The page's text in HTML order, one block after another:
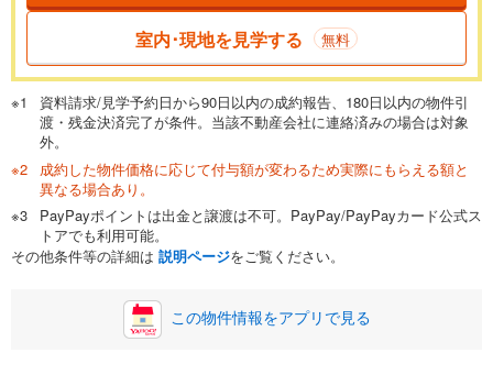
一般的には最長35年まで借り入れ可能です。多くの金融機関
が完済時の年齢は80歳までを条件としています。
閉じる
頭金 万円
0万円 3,480万円
自己資金から住宅購入にかけられる金額を入力してくださ
い。一般的には物件価格の2割までが目安です。
閉じる
ボーナス
万円
0円
室内･現地を見学する 無料
資料請求/見学予約日から90日以内の成約報告、180日以内の物件引
渡・残金決済完了が条件。当該不動産会社に連絡済みの場合は対象
外。
成約した物件価格に応じて付与額が変わるため実際にもらえる額と
異なる場合あり。
PayPayポイントは出金と譲渡は不可。PayPay/PayPayカード公式ス
トアでも利用可能。
その他条件等の詳細は 説明ページをご覧ください。
この物件情報をアプリで見る